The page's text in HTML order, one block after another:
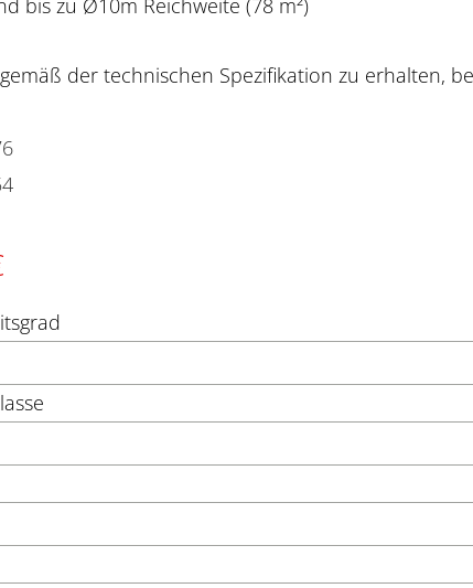
bis zu Ø10m Reichweite (78 m²)
der technischen Spezifikation zu erhalten,